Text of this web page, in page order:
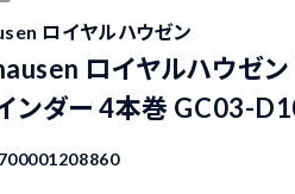
ロイヤルハウゼン
ロイヤルハウゼン
ンダー 4本巻 GC03-